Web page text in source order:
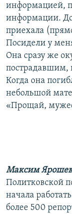
информацией,
информации.
приехала
Посидели у
Она сразу же
пострадавшим,
Когда она
небольшой
«Прощай,
Максим
Политковской
начала
более 500